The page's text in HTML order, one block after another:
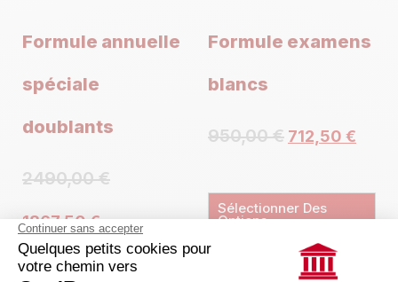
Formule annuelle
spéciale
doublants
2490,00€
1867,50 €
Formule examens
blancs
950,00€ 712,50 €
Sélectionner Des
Options